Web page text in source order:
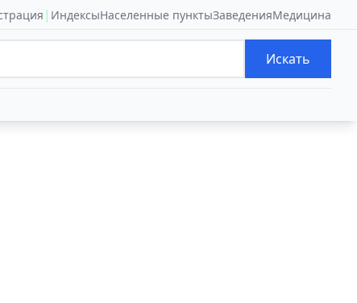
| ИндексыНаселенные пунктыЗаведенияМедицина
Искать